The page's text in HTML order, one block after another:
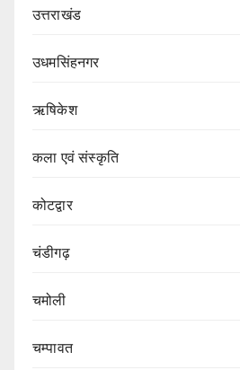
उत्तराखंड
उधमसिंहनगर
ऋषिकेश
कला एवं संस्कृति
कोटद्वार
चंडीगढ़
चमोली
चम्पावत